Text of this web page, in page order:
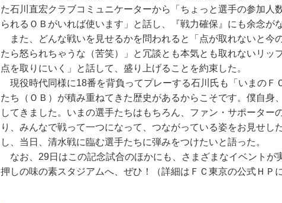
た石川直宏クラブコミュニケーターから「ちょっと選手の参加人
られるＯＢがいれば使います」と話し、『戦力確保』にも余念が
また、どんな戦いを見せるかを問われると「点が取れないと今
たら怒られちゃうな（苦笑）」と冗談とも本気とも取れないリッ
点を取りにいく」と話して、盛り上げることを約束した。
現役時代同様に18番を背負ってプレーする石川氏も「いまのＦ
たち（ＯＢ）が積み重ねてきた歴史があるからこそです。僕自身
してきました。いまの選手たちはもちろん、ファン・サポーター
り、みんなで戦って一つになって、つながっている姿をお見せし
し、当日、清水戦に臨む選手たちに弾みをつけたいと語った。
なお、29日はこの記念試合のほかにも、さまざまなイベントが
押しの味の素スタジアムへ、ぜひ！（詳細はＦＣ東京の公式ＨＰ